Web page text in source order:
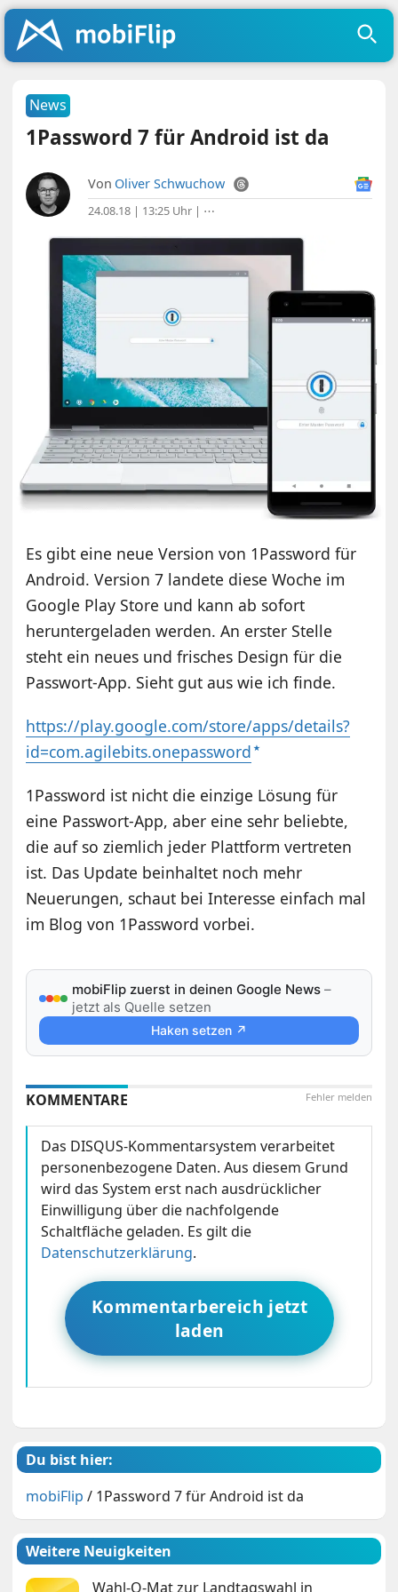
News
1Password 7 für Android ist da
Von Oliver Schwuchow
24.08.18 | 13:25 Uhr | ⋯
Es gibt eine neue Version von 1Password für
Android. Version 7 landete diese Woche im
Google Play Store und kann ab sofort
heruntergeladen werden. An erster Stelle
steht ein neues und frisches Design für die
Passwort-App. Sieht gut aus wie ich finde.
https://play.google.com/store/apps/details?
id=com.agilebits.onepassword
1Password ist nicht die einzige Lösung für
eine Passwort-App, aber eine sehr beliebte,
die auf so ziemlich jeder Plattform vertreten
ist. Das Update beinhaltet noch mehr
Neuerungen, schaut bei Interesse einfach mal
im Blog von 1Password vorbei.
mobiFlip zuerst in deinen Google News –
jetzt als Quelle setzen
Haken setzen ↗
Fehler melden
KOMMENTARE
Das DISQUS-Kommentarsystem verarbeitet
personenbezogene Daten. Aus diesem Grund
wird das System erst nach ausdrücklicher
Einwilligung über die nachfolgende
Schaltfläche geladen. Es gilt die
Datenschutzerklärung.
Kommentarbereich jetzt
laden
Du bist hier:
mobiFlip / 1Password 7 für Android ist da
Weitere Neuigkeiten
Wahl-O-Mat zur Landtagswahl in